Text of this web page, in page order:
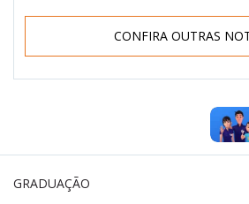
CONFIRA OUTRAS
GRADUAÇÃO